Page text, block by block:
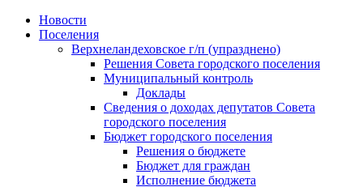
Skip
Новости
Поселения
Верхнеландеховское г/п (упразднено)
Решения Совета городского поселения
Муниципальный контроль
Доклады
Сведения о доходах депутатов Совета
городского поселения
Бюджет городского поселения
Решения о бюджете
Бюджет для граждан
Исполнение бюджета